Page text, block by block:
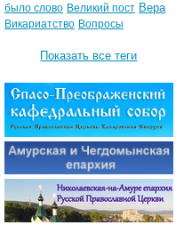
было слово Великий пост Вера
Викариатство Вопросы
Показать все теги